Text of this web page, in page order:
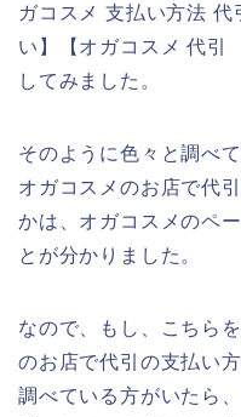
ガコスメ 支払い方法
い】【オガコスメ 代
してみました。
そのように色々と調べ
オガコスメのお店で代
かは、オガコスメのペ
とが分かりました。
なので、もし、こちら
のお店で代引の支払い
調べている方がいたら